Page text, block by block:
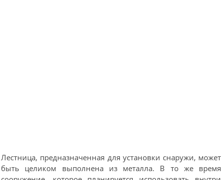
Лестница, предназначенная для установки снаружи, может
быть целиком выполнена из металла. В то же время